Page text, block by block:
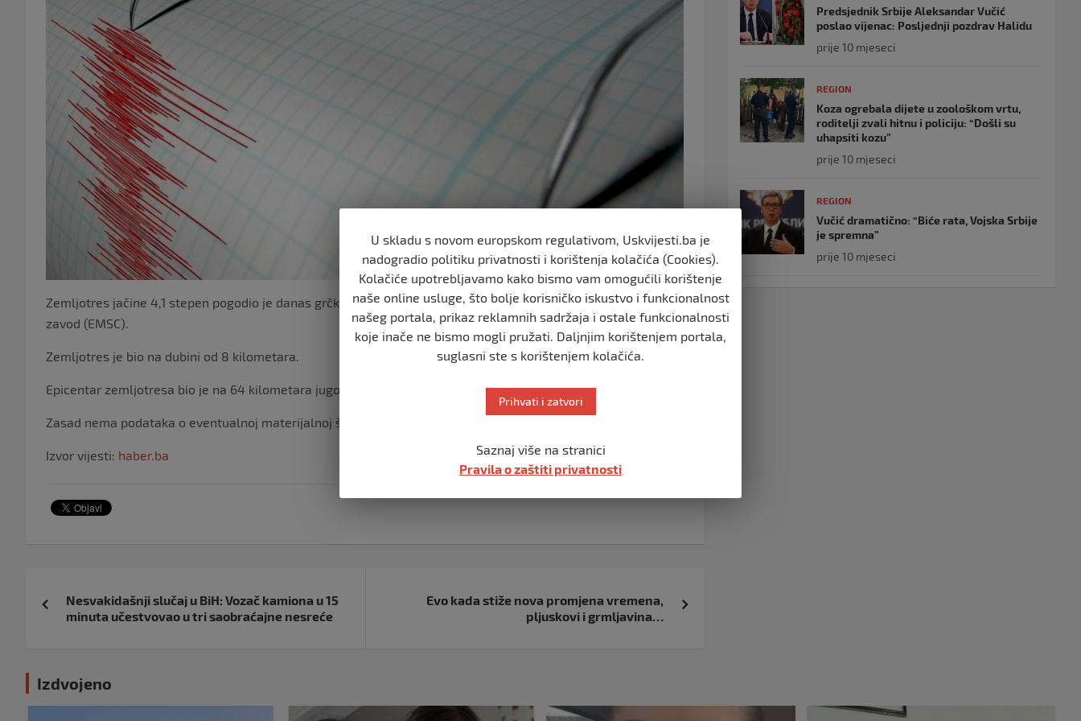
o
k
Zemljotres jačine 4,1 stepen pogodio je danas grčko ostrvo Krit, javlja Evropski mediteranski seizmološki
zavod (EMSC).
Zemljotres je bio na dubini od 8 kilometara.
Epicentar zemljotresa bio je na 64 kilometara jugoistočno od najvećeg grada na Kritu, Irakliona.
Zasad nema podataka o eventualnoj materijalnoj šteti, prenosi
Izvor vijesti: haber.ba
objava
Nesvakidašnji slučaj u BiH: Vozač kamiona u 15
minuta učestvovao u tri saobraćajne nesreće
Evo kada stiže nova promjena vremena,
pljuskovi i grmljavina…
Predsjednik Srbije Aleksandar Vučić
poslao vijenac: Posljednji pozdrav Halidu
prije 10 mjeseci
REGION
Koza ogrebala dijete u zoološkom vrtu,
roditelji zvali hitnu i policiju: “Došli su
uhapsiti kozu”
prije 10 mjeseci
REGION
Vučić dramatično: “Biće rata, Vojska Srbije
je spremna”
prije 10 mjeseci
Izdvojeno
U skladu s novom europskom regulativom, Uskvijesti.ba je
nadogradio politiku privatnosti i korištenja kolačića (Cookies).
Kolačiće upotrebljavamo kako bismo vam omogućili korištenje
naše online usluge, što bolje korisničko iskustvo i funkcionalnost
našeg portala, prikaz reklamnih sadržaja i ostale funkcionalnosti
koje inače ne bismo mogli pružati. Daljnjim korištenjem portala,
suglasni ste s korištenjem kolačića.
Prihvati i zatvori
Saznaj više na stranici
Pravila o zaštiti privatnosti